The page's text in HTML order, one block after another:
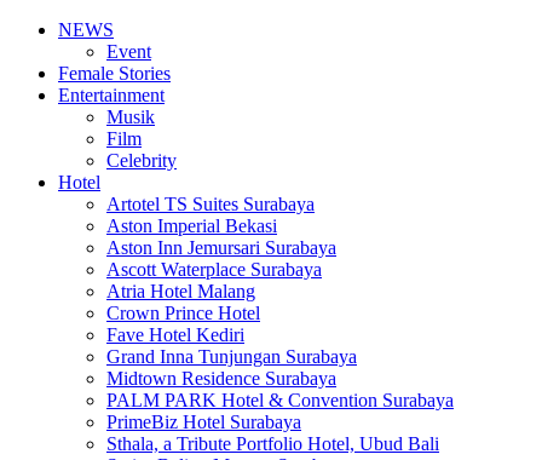
NEWS
Event
Female Stories
Entertainment
Musik
Film
Celebrity
Hotel
Artotel TS Suites Surabaya
Aston Imperial Bekasi
Aston Inn Jemursari Surabaya
Ascott Waterplace Surabaya
Atria Hotel Malang
Crown Prince Hotel
Fave Hotel Kediri
Grand Inna Tunjungan Surabaya
Midtown Residence Surabaya
PALM PARK Hotel & Convention Surabaya
PrimeBiz Hotel Surabaya
Sthala, a Tribute Portfolio Hotel, Ubud Bali